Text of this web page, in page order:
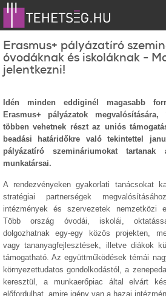
Erasmus+ pályázatíró
óvodáknak és iskoláknak -
jelentkezni!
Idén minden eddiginél magasabb
Erasmus+ pályázatok
többen vehetnek részt az uniós
beadási határidőkre való tekintettel
pályázatíró szemináriumokat tartanak
munkatársai.
A rendezvényeken gyakorlati tanácsokat
stratégiai partnerségek
intézmények és szervezetek nemzetközi
Több ország óvodái, iskolái,
dolgozhatnak egy-egy közös projekten,
vagy tananyagfejlesztések, illetve diákok
támogatható. Az együttműködések témái
környezettudatos gondolkodástól, a
keresztül, a munkaerőpiac által elvárt
előfordulhat, amire igény van a hazai